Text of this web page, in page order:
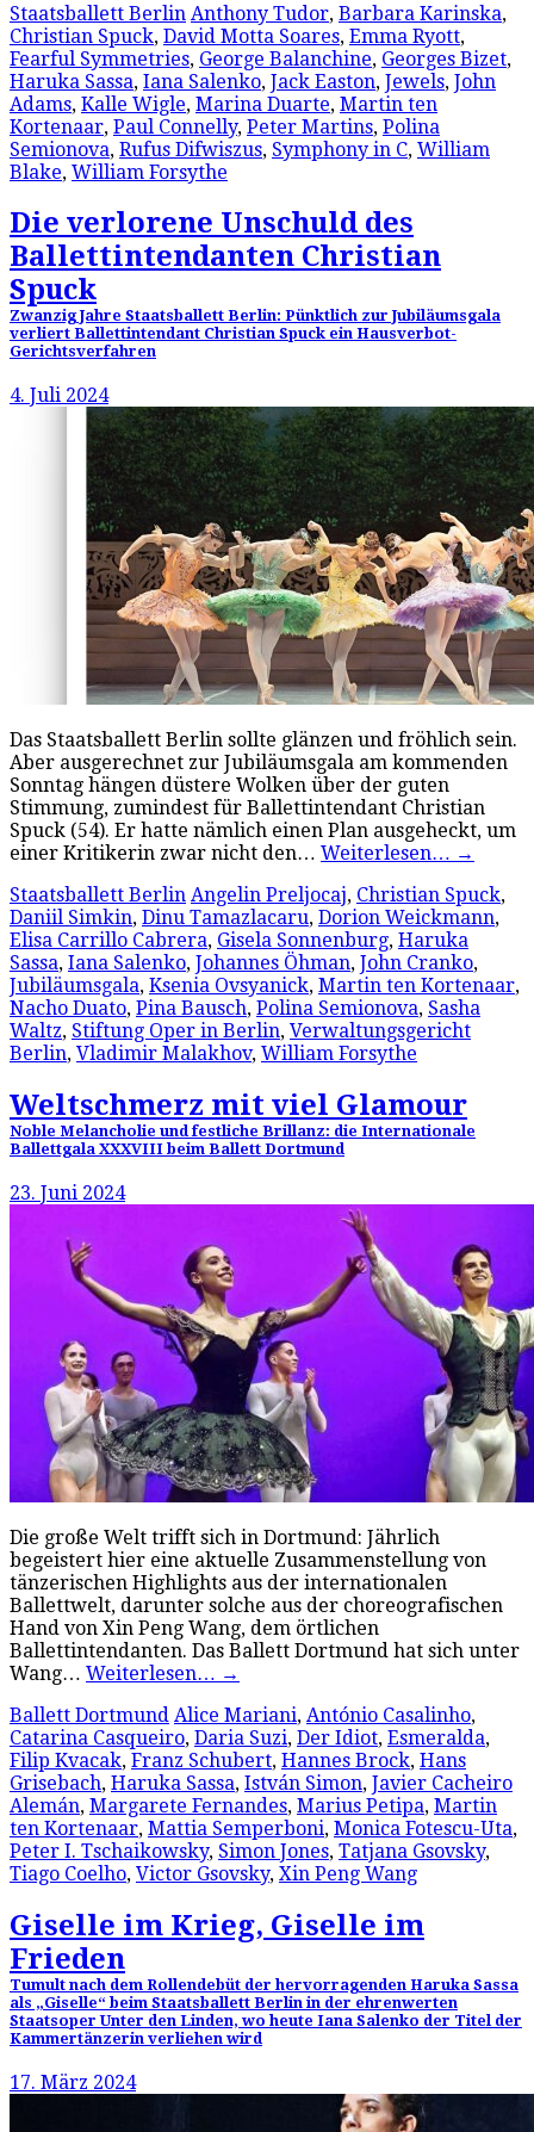
Staatsballett Berlin Anthony Tudor, Barbara Karinska,
Christian Spuck, David Motta Soares, Emma Ryott,
Fearful Symmetries, George Balanchine, Georges Bizet,
Haruka Sassa, Iana Salenko, Jack Easton, Jewels, John
Adams, Kalle Wigle, Marina Duarte, Martin ten
Kortenaar, Paul Connelly, Peter Martins, Polina
Semionova, Rufus Difwiszus, Symphony in C, William
Blake, William Forsythe
Die verlorene Unschuld des
Ballettintendanten Christian
Spuck
Zwanzig Jahre Staatsballett Berlin: Pünktlich zur Jubiläumsgala
verliert Ballettintendant Christian Spuck ein Hausverbot-
Gerichtsverfahren
4. Juli 2024
Das Staatsballett Berlin sollte glänzen und fröhlich sein.
Aber ausgerechnet zur Jubiläumsgala am kommenden
Sonntag hängen düstere Wolken über der guten
Stimmung, zumindest für Ballettintendant Christian
Spuck (54). Er hatte nämlich einen Plan ausgeheckt, um
einer Kritikerin zwar nicht den… Weiterlesen… →
Staatsballett Berlin Angelin Preljocaj, Christian Spuck,
Daniil Simkin, Dinu Tamazlacaru, Dorion Weickmann,
Elisa Carrillo Cabrera, Gisela Sonnenburg, Haruka
Sassa, Iana Salenko, Johannes Öhman, John Cranko,
Jubiläumsgala, Ksenia Ovsyanick, Martin ten Kortenaar,
Nacho Duato, Pina Bausch, Polina Semionova, Sasha
Waltz, Stiftung Oper in Berlin, Verwaltungsgericht
Berlin, Vladimir Malakhov, William Forsythe
Weltschmerz mit viel Glamour
Noble Melancholie und festliche Brillanz: die Internationale
Ballettgala XXXVIII beim Ballett Dortmund
23. Juni 2024
Die große Welt trifft sich in Dortmund: Jährlich
begeistert hier eine aktuelle Zusammenstellung von
tänzerischen Highlights aus der internationalen
Ballettwelt, darunter solche aus der choreografischen
Hand von Xin Peng Wang, dem örtlichen
Ballettintendanten. Das Ballett Dortmund hat sich unter
Wang… Weiterlesen… →
Ballett Dortmund Alice Mariani, António Casalinho,
Catarina Casqueiro, Daria Suzi, Der Idiot, Esmeralda,
Filip Kvacak, Franz Schubert, Hannes Brock, Hans
Grisebach, Haruka Sassa, István Simon, Javier Cacheiro
Alemán, Margarete Fernandes, Marius Petipa, Martin
ten Kortenaar, Mattia Semperboni, Monica Fotescu-Uta,
Peter I. Tschaikowsky, Simon Jones, Tatjana Gsovsky,
Tiago Coelho, Victor Gsovsky, Xin Peng Wang
Giselle im Krieg, Giselle im
Frieden
Tumult nach dem Rollendebüt der hervorragenden Haruka Sassa
als „Giselle“ beim Staatsballett Berlin in der ehrenwerten
Staatsoper Unter den Linden, wo heute Iana Salenko der Titel der
Kammertänzerin verliehen wird
17. März 2024